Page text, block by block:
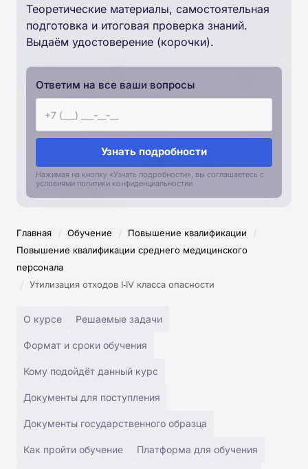
Теоретические материалы, самостоятельная
подготовка и итоговая проверка знаний.
Выдаём удостоверение (корочки).
Ответим на все ваши вопросы
Узнать подробности
Нажимая на кнопку «Узнать подробности», вы соглашаетесь с
условиями политики конфиденциальностии
Главная / Обучение / Повышение квалификации /
Повышение квалификации среднего медицинского
персонала
/ Утилизация отходов I‑IV класса опасности
О курсе Решаемые задачи
Формат и сроки обучения
Кому подойдёт данный курс
Документы для поступления
Документы государственного образца
Как пройти обучение Платформа для обучения